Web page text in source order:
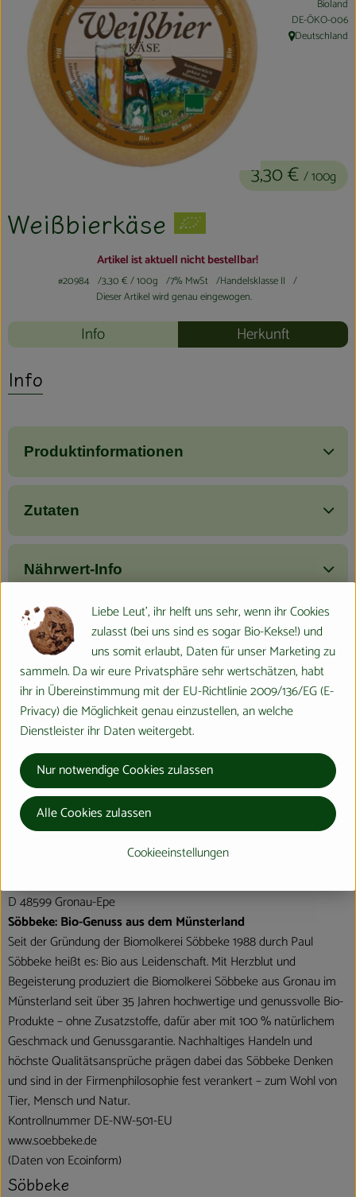
Kühltheke
Aktionen & Neues
Naturkost
Getränke
Haushaltswaren
So geht´s
Über uns
Aktuelles
Veranstaltungen
Weißbierkäse
3,30 € / 100g
Bioland
, Kontrollstelle:
DE-ÖKO-006
, Herkunft:
Deutschland
Artikel ist aktuell nicht bestellbar!
#20984 3,30 €/ 100g 7% MwSt
Handelsklasse II
Dieser Artikel wird genau eingewogen.
Info Herkunft
Info
Produktinformationen
Zutaten
Nährwert-Info
Produktdatenblatt
Herkunft
Hersteller: Söbbeke
Deutschland
Molkerei Söbbeke GmbH
D 48599 Gronau-Epe
Söbbeke: Bio-Genuss aus dem Münsterland
Seit der Gründung der Biomolkerei Söbbeke 1988 durch Paul
Söbbeke heißt es: Bio aus Leidenschaft. Mit Herzblut und
Begeisterung produziert die Biomolkerei Söbbeke aus Gronau im
Münsterland seit über 35 Jahren hochwertige und genussvolle Bio-
Produkte – ohne Zusatzstoffe, dafür aber mit 100 % natürlichem
Geschmack und Genussgarantie. Nachhaltiges Handeln und
höchste Qualitäts­ansprüche prägen dabei das Söbbeke Denken
und sind in der Firmenphilosophie fest verankert – zum Wohl von
Tier, Mensch und Natur.
Kontrollnummer DE-NW-501-EU
www.soebbeke.de
(Daten von Ecoinform)
Söbbeke
Liebe Leut', ihr helft uns sehr, wenn ihr Cookies
zulasst (bei uns sind es sogar Bio-Kekse!) und
uns somit erlaubt, Daten für unser Marketing zu
sammeln. Da wir eure Privatsphäre sehr wertschätzen, habt
ihr in Übereinstimmung mit der EU-Richtlinie 2009/136/EG (E-
Privacy) die Möglichkeit genau einzustellen, an welche
Dienstleister ihr Daten weitergebt.
Cookieeinstellungen
Nur notwendige Cookies zulassen
Alle Cookies zulassen